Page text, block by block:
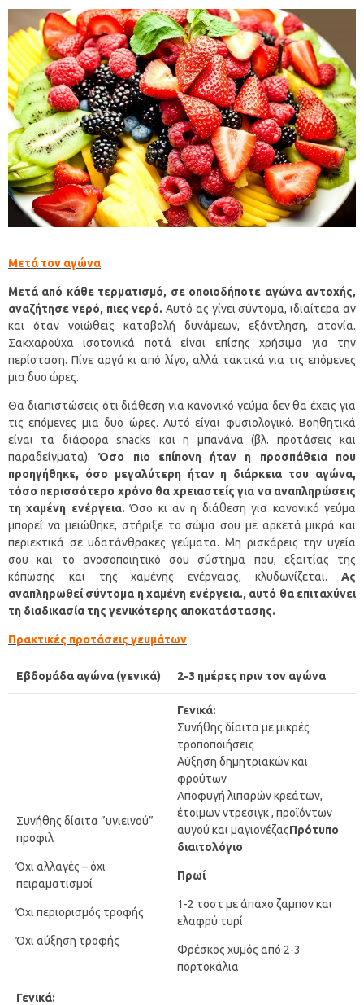
Μετά τον αγώνα
Μετά από κάθε τερματισμό, σε οποιοδήποτε αγώνα αντοχής,
αναζήτησε νερό, πιες νερό. Αυτό ας γίνει σύντομα, ιδιαίτερα αν
και όταν νοιώθεις καταβολή δυνάμεων, εξάντληση, ατονία.
Σακχαρούχα ισοτονικά ποτά είναι επίσης χρήσιμα για την
περίσταση. Πίνε αργά κι από λίγο, αλλά τακτικά για τις επόμενες
μια δυο ώρες.
Θα διαπιστώσεις ότι διάθεση για κανονικό γεύμα δεν θα έχεις για
τις επόμενες μια δυο ώρες. Αυτό είναι φυσιολογικό. Βοηθητικά
είναι τα διάφορα snacks και η μπανάνα (βλ. προτάσεις και
παραδείγματα).Όσο πιο επίπονη ήταν η προσπάθεια που
προηγήθηκε, όσο μεγαλύτερη ήταν η διάρκεια του αγώνα,
τόσο περισσότερο χρόνο θα χρειαστείς για να αναπληρώσεις
τη χαμένη ενέργεια. Όσο κι αν η διάθεση για κανονικό γεύμα
μπορεί να μειώθηκε, στήριξε το σώμα σου με αρκετά μικρά και
περιεκτικά σε υδατάνθρακες γεύματα. Μη ρισκάρεις την υγεία
σου και το ανοσοποιητικό σου σύστημα που, εξαιτίας της
κόπωσης και της χαμένης ενέργειας, κλυδωνίζεται. Ας
αναπληρωθεί σύντομα η χαμένη ενέργεια., αυτό θα επιταχύνει
τη διαδικασία της γενικότερης αποκατάστασης.
Πρακτικές προτάσεις γευμάτων
Εβδομάδα αγώνα (γενικά) 2-3 ημέρες πριν τον αγώνα
Συνήθης δίαιτα ”υγιεινού”
προφιλ
Όχι αλλαγές – όχι
πειραματισμοί
Όχι περιορισμός τροφής
Όχι αύξηση τροφής
Γενικά:
Γενικά:
Συνήθης δίαιτα με μικρές
τροποποιήσεις
Αύξηση δημητριακών και
φρούτων
Αποφυγή λιπαρών κρεάτων,
έτοιμων ντρεσιγκ , προϊόντων
αυγού και μαγιονέζαςΠρότυπο
διαιτολόγιο
Πρωί
1-2 τοστ με άπαχο ζαμπον και
ελαφρύ τυρί
Φρέσκος χυμός από 2-3
πορτοκάλια